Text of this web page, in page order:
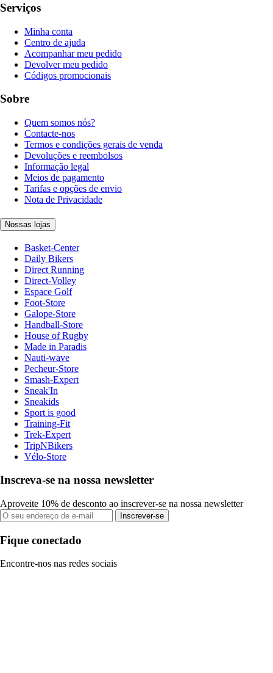
Serviços
Minha conta
Centro de ajuda
Acompanhar meu pedido
Devolver meu pedido
Códigos promocionais
Sobre
Quem somos nós?
Contacte-nos
Termos e condições gerais de venda
Devoluções e reembolsos
Informação legal
Meios de pagamento
Tarifas e opções de envio
Nota de Privacidade
Nossas lojas
Basket-Center
Daily Bikers
Direct Running
Direct-Volley
Espace Golf
Foot-Store
Galope-Store
Handball-Store
House of Rugby
Made in Paradis
Nauti-wave
Pecheur-Store
Smash-Expert
Sneak'In
Sneakids
Sport is good
Training-Fit
Trek-Expert
TripNBikers
Vélo-Store
Inscreva-se na nossa newsletter
Aproveite 10% de desconto ao inscrever-se na nossa newsletter
Inscrever-se
Fique conectado
Encontre-nos nas redes sociais